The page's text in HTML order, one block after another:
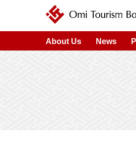
近江ツーリズムボード |
About Us
News